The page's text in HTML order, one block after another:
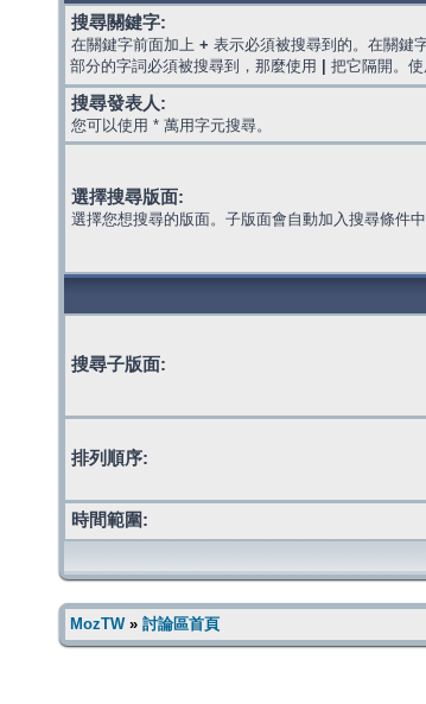
搜尋關鍵字:
在關鍵字前面加上 + 表示必須被搜尋到的。在關鍵
部分的字詞必須被搜尋到，那麼使用
把它隔開。使
搜尋發表人:
您可以使用 * 萬用字元搜尋。
選擇搜尋版面:
選擇您想搜尋的版面。子版面會自動加入搜尋條件
搜尋子版面:
排列順序:
時間範圍:
MozTW» 討論區首頁